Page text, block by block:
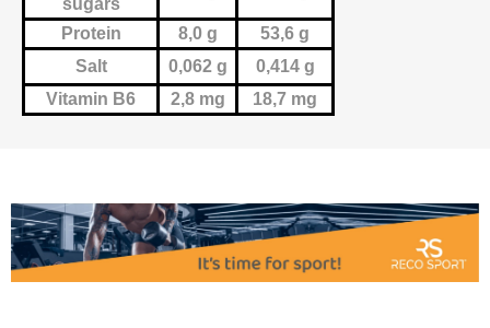
sugars
Protein 8,0 g
53,6 g
Salt
0,062 g
0,414 g
Vitamin B6
2,8 mg 18,7 mg